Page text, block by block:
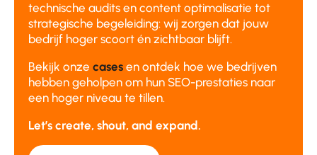
technische audits en content optimalisatie tot
strategische begeleiding: wij zorgen dat jouw
bedrijf hoger scoort én zichtbaar blijft.
Bekijk onze cases en ontdek hoe we bedrijven
hebben geholpen om hun SEO-prestaties naar
een hoger niveau te tillen.
Let’s create, shout, and expand.